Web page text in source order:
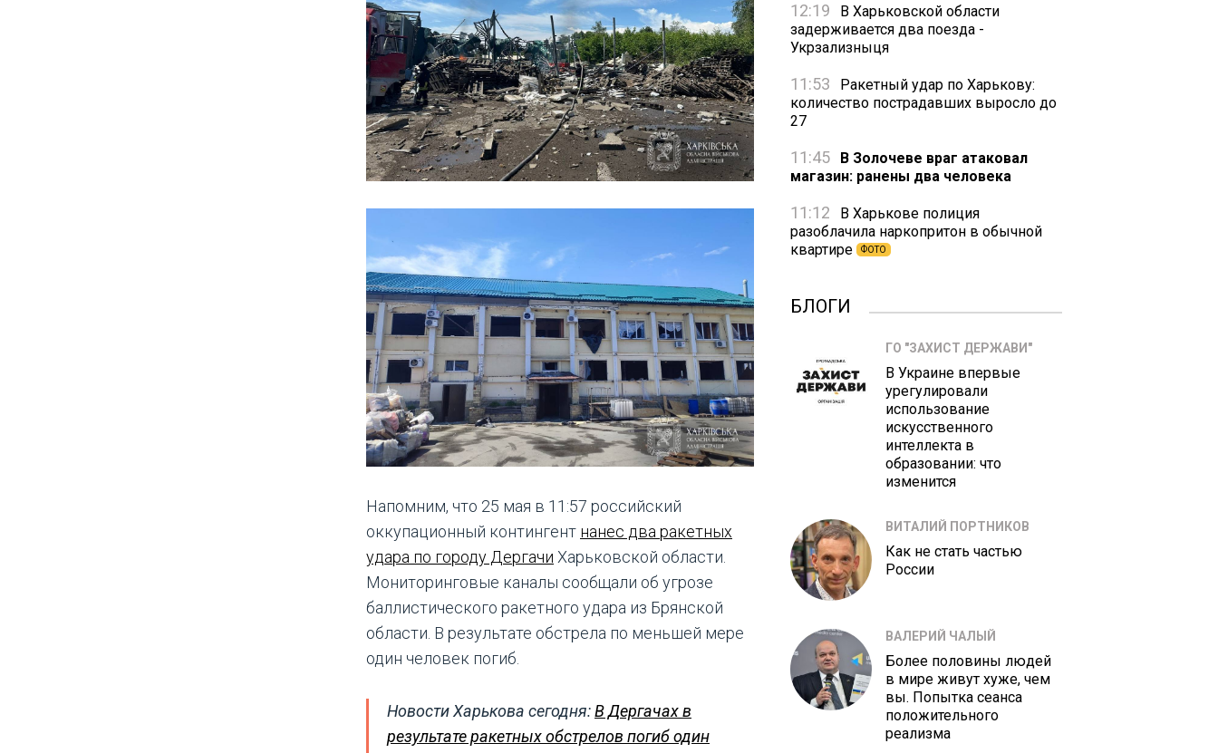
Напомним, что 25 мая в 11:57 российский
оккупационный контингент нанес два ракетных
удара по городу Дергачи Харьковской области.
Мониторинговые каналы сообщали об угрозе
баллистического ракетного удара из Брянской
области. В результате обстрела по меньшей мере
один человек погиб.
Новости Харькова сегодня:В Дергачах в
результате ракетных обстрелов погиб один
12:19
В Харьковской области
задерживается два поезда -
Укрзализныця
11:53
Ракетный удар по Харькову:
количество пострадавших выросло до
27
11:45
В Золочеве враг атаковал
магазин: ранены два человека
11:12
В Харькове полиция
разоблачила наркопритон в обычной
квартире
ФОТО
БЛОГИ
ГО "ЗАХИСТ ДЕРЖАВИ"
В Украине впервые
урегулировали
использование
искусственного
интеллекта в
образовании: что
изменится
ВИТАЛИЙ ПОРТНИКОВ
Как не стать частью
России
ВАЛЕРИЙ ЧАЛЫЙ
Более половины людей
в мире живут хуже, чем
вы. Попытка сеанса
положительного
реализма